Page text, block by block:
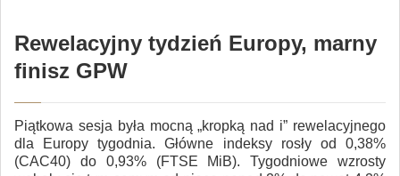
Rewelacyjny tydzień Europy, marny
finisz GPW
Piątkowa sesja była mocną „kropką nad i” rewelacyjnego
dla Europy tygodnia. Główne indeksy rosły od 0,38%
(CAC40) do 0,93% (FTSE MiB). Tygodniowe wzrosty